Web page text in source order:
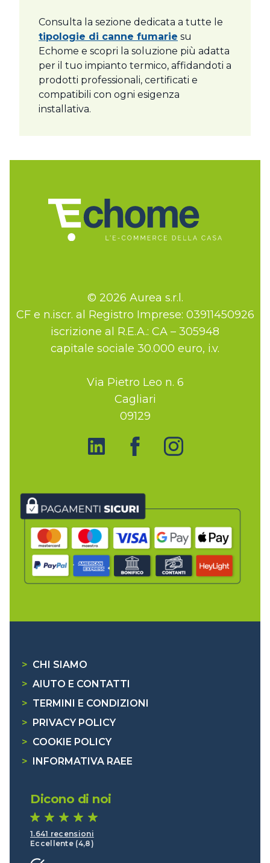
Consulta la sezione dedicata a tutte le
tipologie di canne fumarie su
Echome e scopri la soluzione più adatta
per il tuo impianto termico, affidandoti a
prodotti professionali, certificati e
compatibili con ogni esigenza
installativa.
© 2026 Aurea s.r.l.
CF e n.iscr. al Registro Imprese: 03911450926
iscrizione al R.E.A.: CA – 305948
capitale sociale 30.000 euro, i.v.
Via Pietro Leo n. 6
Cagliari
09129
> CHI SIAMO
> AIUTO E CONTATTI
> TERMINI E CONDIZIONI
>
PRIVACY POLICY
> COOKIE POLICY
>
INFORMATIVA RAEE
Dicono di noi
1.641 recensioni
Eccellente (4,8)